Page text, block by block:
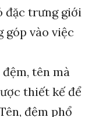
đặc trưng giới
góp vào việc
đệm, tên mà
thiết kế để
đệm phổ